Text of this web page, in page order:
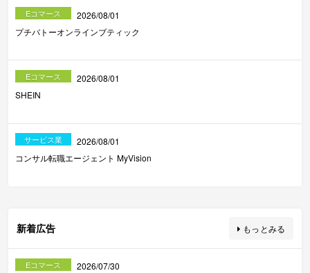
Eコマース
2026/08/01
プチバトーオンラインブティック
Eコマース
2026/08/01
SHEIN
サービス業
2026/08/01
コンサル転職エージェント MyVision
新着広告 もっとみる
Eコマース
2026/07/30